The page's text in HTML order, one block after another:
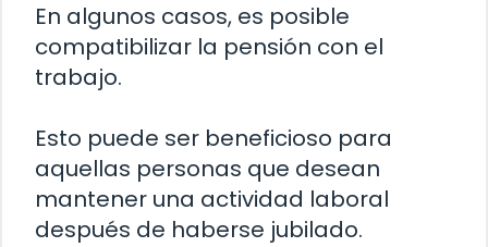
En algunos casos, es posible
compatibilizar la pensión con el
trabajo.
Esto puede ser beneficioso para
aquellas personas que desean
mantener una actividad laboral
después de haberse jubilado.